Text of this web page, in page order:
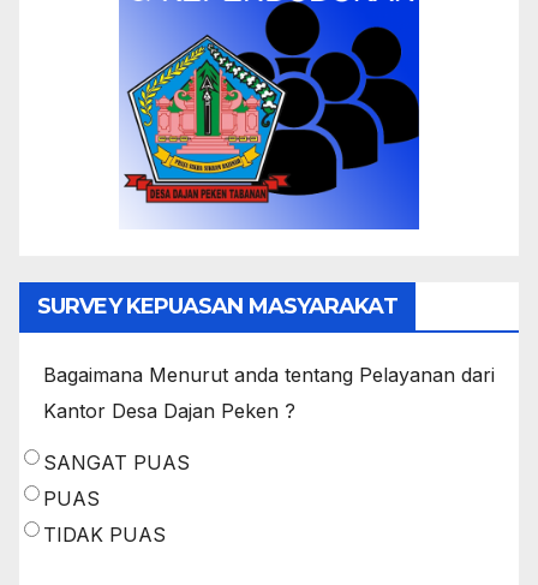
SURVEY KEPUASAN MASYARAKAT
Bagaimana Menurut anda tentang Pelayanan dari
Kantor Desa Dajan Peken ?
SANGAT PUAS
PUAS
TIDAK PUAS